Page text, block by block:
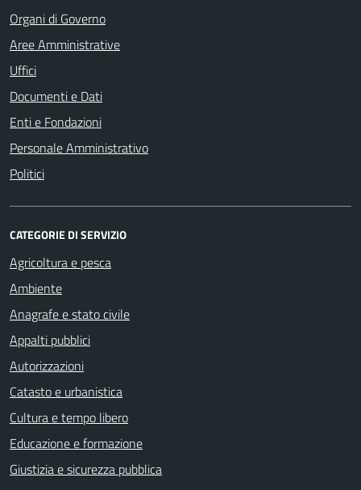
Organi di Governo
Aree Amministrative
Uffici
Documenti e Dati
Enti e Fondazioni
Personale Amministrativo
Politici
CATEGORIE DI SERVIZIO
Agricoltura e pesca
Ambiente
Anagrafe e stato civile
Appalti pubblici
Autorizzazioni
Catasto e urbanistica
Cultura e tempo libero
Educazione e formazione
Giustizia e sicurezza pubblica